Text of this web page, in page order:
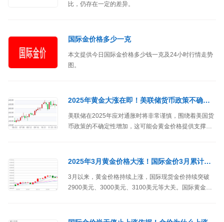
比，仍存在一定的差异。
国际金价格多少一克
本文提供今日国际金价格多少钱一克及24小时行情走势
图。
2025年黄金大涨在即！美联储货币政策不确定性及央行购金热！国际金价或突破3000美元
美联储在2025年应对通胀时将非常谨慎，围绕着美国货
币政策的不确定性增加，这可能会黄金价格提供支撑，
2025年3月黄金价格大涨！国际金价3月累计上涨超260美元（涨幅超9%）
3月以来，黄金价格持续上涨，国际现货金价持续突破
2900美元、3000美元、3100美元等大关。国际黄金市
的时间，累计上涨超260美元/盎司，涨幅超9%。